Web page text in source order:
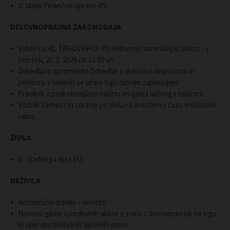
Iz objav Finančne uprave RS
DELOVNOPRAVNA ZAKONODAJA
Vabilo na 42. TRGOVINKO-VO delovnopravno klepetalnico - v
četrtek, 21. 5. 2026 ob 13.00 uri
Odredba o spremembi Odredbe o določitvi dejavnosti in
poklicev, v katerih se lahko tujci hitreje zaposlujejo
Pravilnik o podrobnejšem načinu izvajanja laičnega nadzora
Vodnik Varnost in zdravje pri delu na prostem v času vročinskih
valov
ŽIVILA
Iz Uradnega lista EU
NEŽIVILA
Kozmetični izdelki – novosti
Novosti glede izvedbenih aktov v zvezi z dostopnostjo na trgu
in uporabo biocidnih aktivnih snovi